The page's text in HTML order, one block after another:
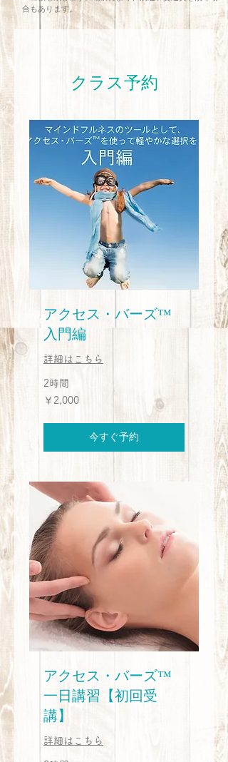
合もあります。
クラス予約
アクセス・バーズ™
入門編
詳細はこちら
2時間
2,000
円
￥2,000
今すぐ予約
アクセス・バーズ™
一日講習【初回受
講】
詳細はこちら